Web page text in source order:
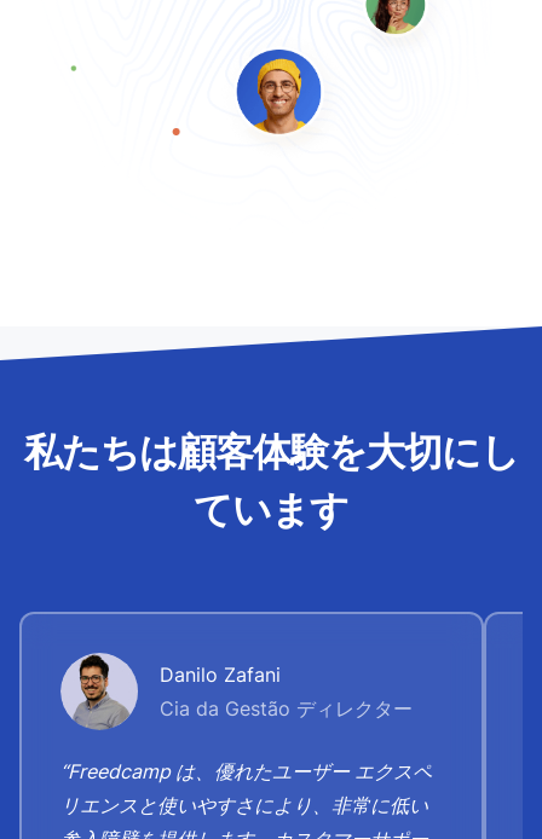
私たちは顧客体験を大切にし
ています
Danilo Zafani
Cia da Gestão ディレクター
“Freedcamp は、優れたユーザー エクスペ
リエンスと使いやすさにより、非常に低い